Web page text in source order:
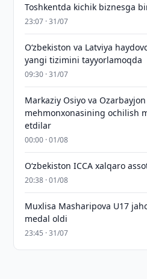
Toshkentda kichik biznesga
23:07 · 31/07
Oʻzbekiston va Latviya
yangi tizimini tayyorlamoqda
09:30 · 31/07
Markaziy Osiyo va
mehmonxonasining ochilish
etdilar
00:00 · 01/08
O‘zbekiston ICCA xalqaro
20:38 · 01/08
Muxlisa Masharipova U17
medal oldi
23:45 · 31/07